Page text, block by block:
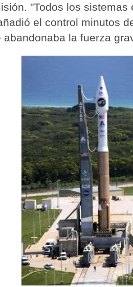
"Todos los sistemas
el control minutos
abandonaba la fuerza